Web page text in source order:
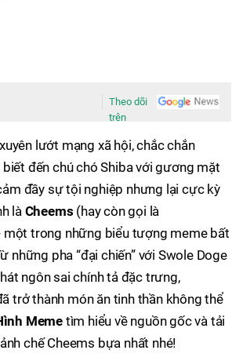
Theo dõi
trên
lướt mạng xã hội, chắc chắn
đến chú chó Shiba với gương mặt
đầy sự tội nghiệp nhưng lại cực kỳ
là Cheems (hay còn gọi là
một trong những biểu tượng meme bất
những pha “đại chiến” với Swole Doge
ngôn sai chính tả đặc trưng,
trở thành món ăn tinh thần không thể
Meme tìm hiểu về nguồn gốc và tải
chế Cheems bựa nhất nhé!